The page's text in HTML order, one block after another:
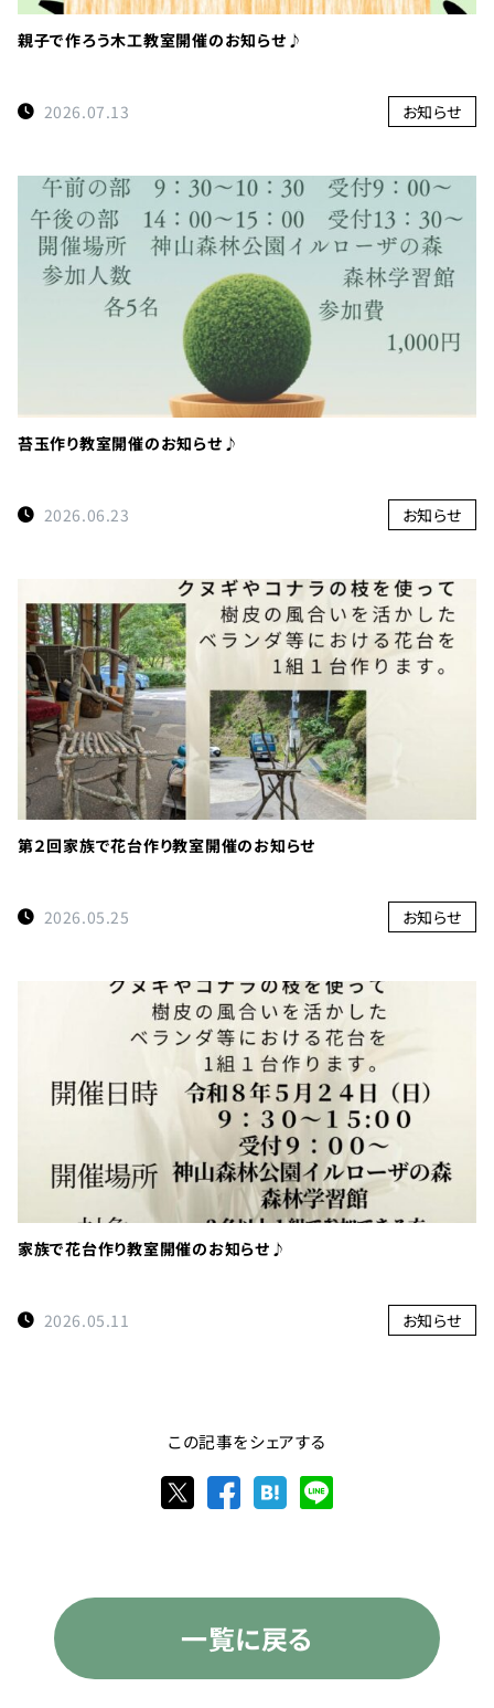
TEL：
088-
678-
0114
受付時間：
9:00～
17:00
親子で作ろう木工教室開催のお知らせ♪
2026.07.13 お知らせ
苔玉作り教室開催のお知らせ♪
2026.06.23 お知らせ
第２回家族で花台作り教室開催のお知らせ
2026.05.25 お知らせ
家族で花台作り教室開催のお知らせ♪
2026.05.11 お知らせ
この記事をシェアする
一覧に戻る